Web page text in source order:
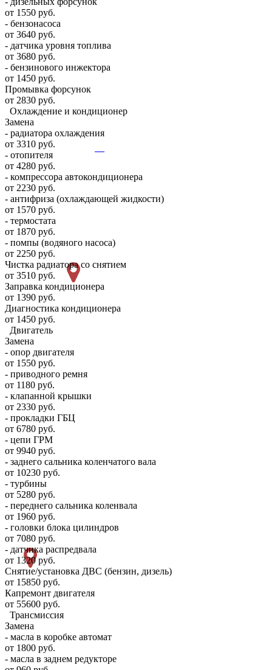
от 1550 руб.
- бензонасоса
от 3640 руб.
- датчика уровня топлива
от 3680 руб.
- бензинового инжектора
от 1450 руб.
Промывка форсунок
от 2830 руб.
Охлаждение и кондиционер
Замена
- радиатора охлаждения
от 3310 руб.
- отопителя
от 4280 руб.
- компрессора автокондиционера
от 2230 руб.
- антифриза (охлаждающей жидкости)
от 1570 руб.
- термостата
от 1870 руб.
- помпы (водяного насоса)
от 2250 руб.
Чистка радиатора со снятием
от 3510 руб.
Заправка кондиционера
от 1390 руб.
Диагностика кондиционера
от 1450 руб.
Двигатель
Замена
- опор двигателя
от 1550 руб.
- приводного ремня
от 1180 руб.
- клапанной крышки
от 2330 руб.
- прокладки ГБЦ
от 6780 руб.
- цепи ГРМ
от 9940 руб.
- заднего сальника коленчатого вала
от 10230 руб.
- турбины
от 5280 руб.
- переднего сальника коленвала
от 1960 руб.
- головки блока цилиндров
от 7080 руб.
- датчика распредвала
от 1320 руб.
Снятие/установка ДВС (бензин, дизель)
от 15850 руб.
Капремонт двигателя
от 55600 руб.
Трансмиссия
Замена
- масла в коробке автомат
от 1800 руб.
- масла в заднем редукторе